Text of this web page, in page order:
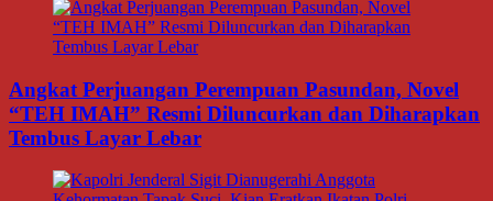
Angkat Perjuangan Perempuan Pasundan, Novel
“TEH IMAH” Resmi Diluncurkan dan Diharapkan
Tembus Layar Lebar